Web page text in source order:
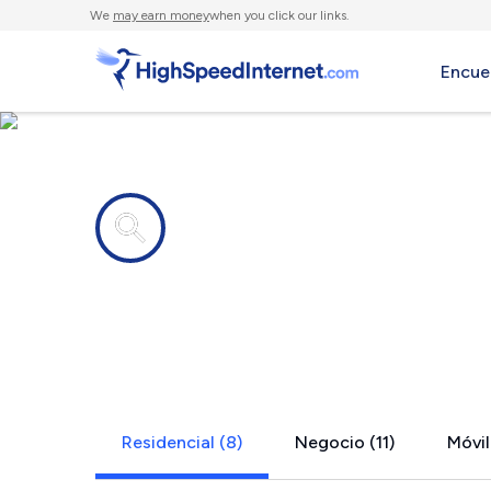
We may earn moneywhen you click our links.
Residencial (8) Negocio (11)